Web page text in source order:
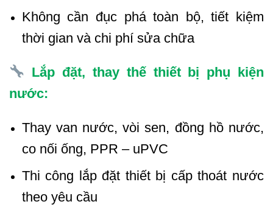
Không cần đục phá toàn bộ, tiết kiệm
thời gian và chi phí sửa chữa
Lắp đặt, thay thế thiết bị phụ kiện
nước:
Thay van nước, vòi sen, đồng hồ nước,
co nối ống, PPR – uPVC
Thi công lắp đặt thiết bị cấp thoát nước
theo yêu cầu